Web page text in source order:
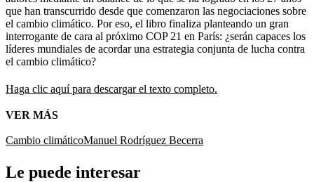
que han transcurrido desde que comenzaron las negociaciones sobre
el cambio climático. Por eso, el libro finaliza planteando un gran
interrogante de cara al próximo COP 21 en París: ¿serán capaces los
líderes mundiales de acordar una estrategia conjunta de lucha contra
el cambio climático?
Haga clic aquí para descargar el texto completo.
VER MÁS
Cambio climáticoManuel Rodríguez Becerra
Le puede interesar